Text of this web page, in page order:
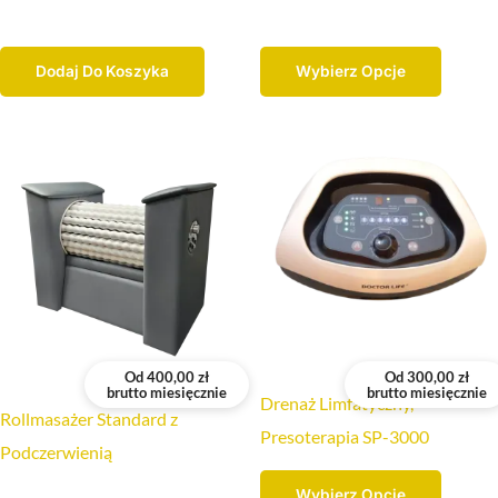
Dodaj Do Koszyka Wybierz Opcje
Od400,00zł
brutto miesięcznie
Rollmasażer Standard z
Podczerwienią
produkt
ma
wiele
wariantów.
Opcje
wybrać
Od300,00zł
brutto miesięcznie
Drenaż Limfatyczny,
Presoterapia SP-3000
ma
wiele
wybrać